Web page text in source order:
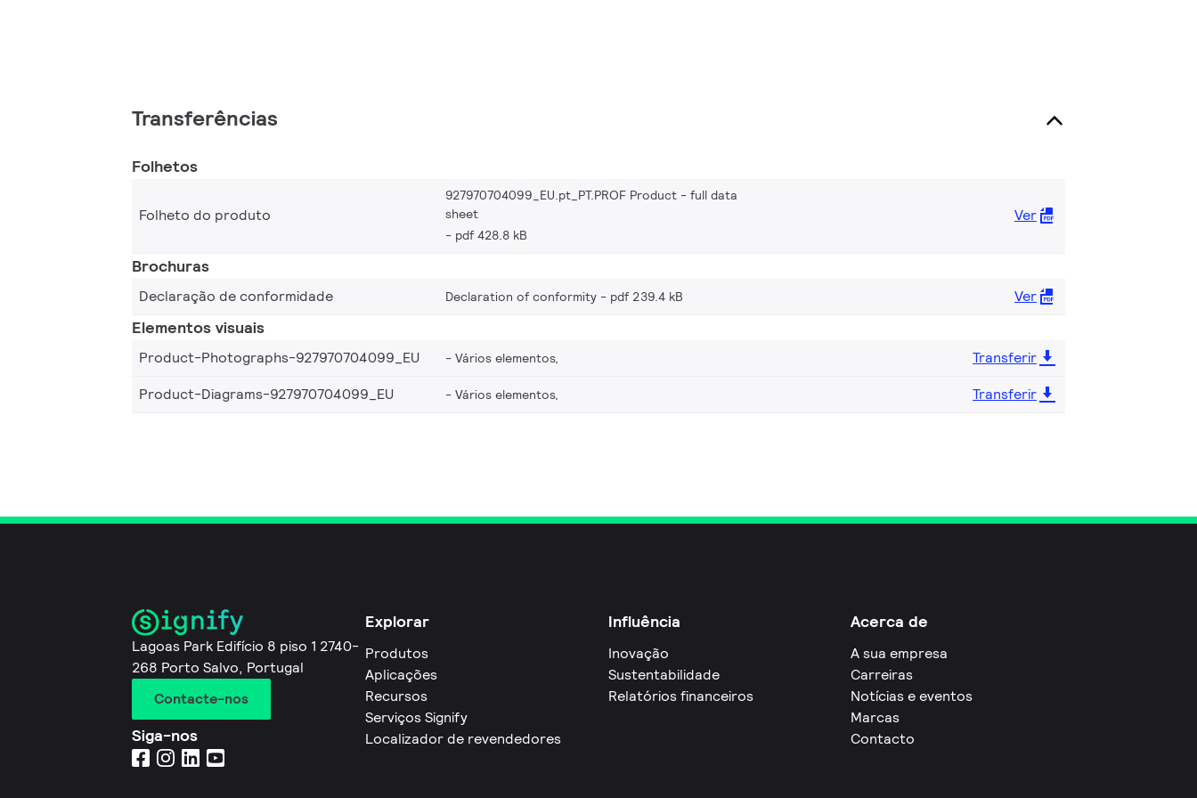
Transferências
Folhetos
Folheto do produto
927970704099_EU.pt_PT.PROF Product - full data
sheet
pdf 428.8 kB
Ver
Brochuras
Declaração de conformidade Declaration of conformity pdf 239.4 kB Ver
Elementos visuais
Product-Photographs-927970704099_EU Vários elementos,
Transferir
Product-Diagrams-927970704099_EU
Vários elementos, Transferir
Lagoas Park Edifício 8 piso 1 2740-
268 Porto Salvo, Portugal
Contacte-nos
Siga-nos
Explorar
Produtos
Aplicações
Recursos
Serviços Signify
Localizador de revendedores
Influência
Inovação
Sustentabilidade
Relatórios financeiros
Acerca de
A sua empresa
Carreiras
Notícias e eventos
Marcas
Contacto